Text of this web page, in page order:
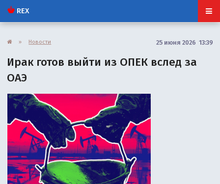
REX
» Новости 25 июня 2026 13:39
Ирак готов выйти из ОПЕК вслед за
ОАЭ